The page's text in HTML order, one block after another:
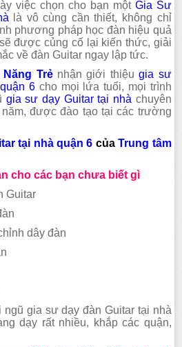
việc chọn cho bạn một Gia Sư
là vô cùng cần thiết, không chỉ
phương pháp học đàn hiệu quả
được củng cố lại kiến thức, giải
về đàn Guitar ngay lập tức.
Trẻnhận giới thiệugia sư
6 cho mọi lứa tuổi, mọi trình
gia sư dạy Guitar tại nhà chuyên
được đào tạo tại các trường
tại nhà quận 6 củaTrung tâm
cho các bạn chưa biết gì
Guitar
dây đàn
gia sư dạy đàn Guitar tại nhà
dạy rất nhiều, khắp các quận,